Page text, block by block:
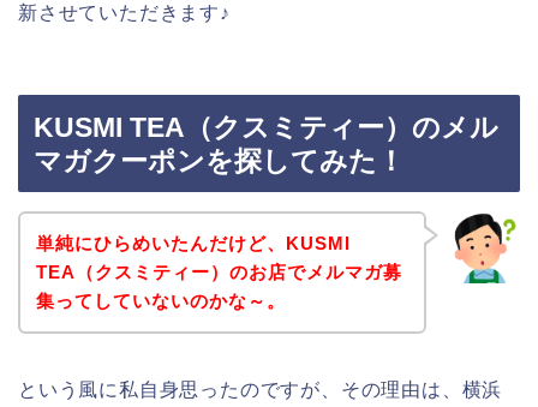
新させていただきます♪
KUSMI TEA（クスミティー）のメル
マガクーポンを探してみた！
単純にひらめいたんだけど、KUSMI
TEA（クスミティー）のお店でメルマガ募
集ってしていないのかな～。
という風に私自身思ったのですが、その理由は、横浜